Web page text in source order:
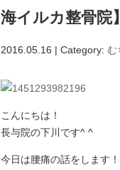
海イルカ整骨院
2016.05.16 | Category: む
こんにちは！
長与院の下川です^ ^
今日は腰痛の話をします！